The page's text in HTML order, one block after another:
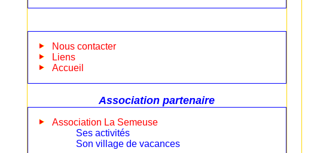
Nous contacter
Liens
Accueil
Association partenaire
Association La Semeuse
Ses activités
Son village de vacances